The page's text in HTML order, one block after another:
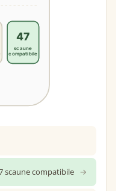
47
scaune
compatibile
scaune compatibile →